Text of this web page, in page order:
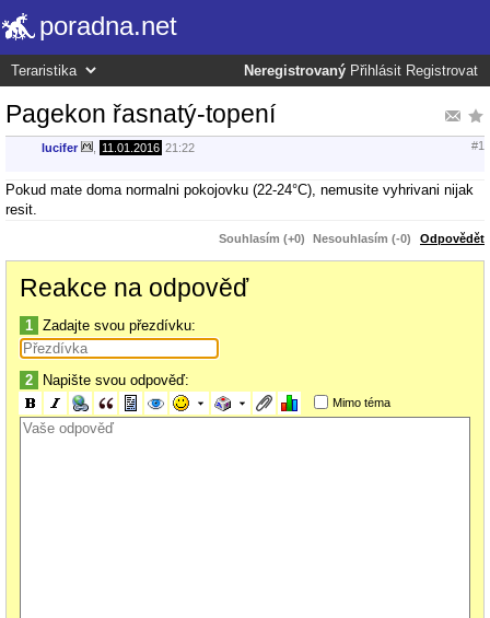
poradna.net
Neregistrovaný Přihlásit Registrovat
Pagekon řasnatý-topení
lucifer 11.01.2016 21:22 #1
Pokud mate doma normalni pokojovku (22-24°C), nemusite vyhrivani nijak
resit.
Souhlasím (+0) Nesouhlasím (-0) Odpovědět
Reakce na odpověď
1 Zadajte svou přezdívku:
2 Napište svou odpověď:
Mimo téma